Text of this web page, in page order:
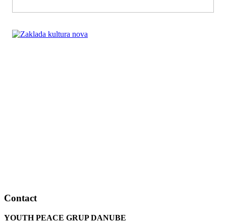
Contact
YOUTH PEACE GRUP DANUBE